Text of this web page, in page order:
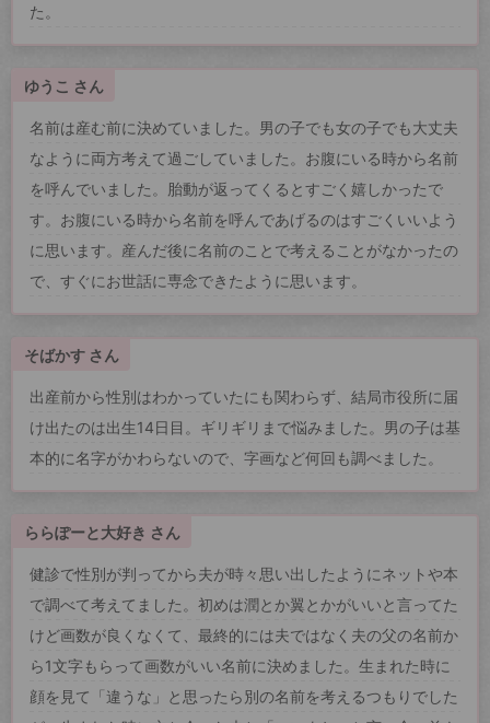
た。
ゆうこ さん
名前は産む前に決めていました。男の子でも女の子でも大丈夫
なように両方考えて過ごしていました。お腹にいる時から名前
を呼んでいました。胎動が返ってくるとすごく嬉しかったで
す。お腹にいる時から名前を呼んであげるのはすごくいいよう
に思います。産んだ後に名前のことで考えることがなかったの
で、すぐにお世話に専念できたように思います。
そばかす さん
出産前から性別はわかっていたにも関わらず、結局市役所に届
け出たのは出生14日目。ギリギリまで悩みました。男の子は基
本的に名字がかわらないので、字画など何回も調べました。
ららぽーと大好き さん
健診で性別が判ってから夫が時々思い出したようにネットや本
で調べて考えてました。初めは潤とか翼とかがいいと言ってた
けど画数が良くなくて、最終的には夫ではなく夫の父の名前か
ら1文字もらって画数がいい名前に決めました。生まれた時に
顔を見て「違うな」と思ったら別の名前を考えるつもりでした